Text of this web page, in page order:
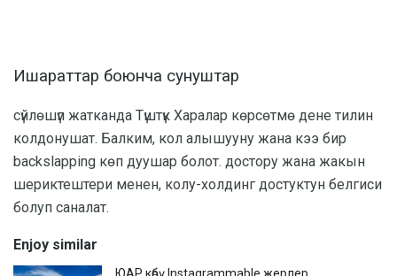
Ишараттар боюнча сунуштар
сүйлөшүп жатканда Түштүк Харалар көрсөтмө дене тилин
колдонушат. Балким, кол алышууну жана кээ бир
backslapping көп дуушар болот. достору жана жакын
шериктештери менен, колу-холдинг достуктун белгиси
болуп саналат.
Enjoy similar
ЮАР көбү Instagrammable жерлер